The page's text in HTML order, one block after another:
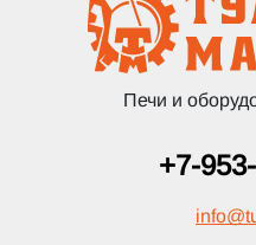
Печи и
+7-
info@